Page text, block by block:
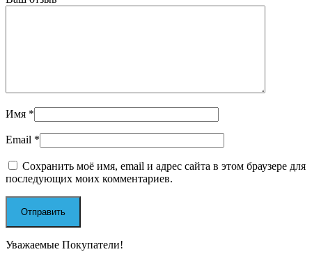
Имя *
Email *
Сохранить моё имя, email и адрес сайта в этом браузере для
последующих моих комментариев.
Уважаемые Покупатели!